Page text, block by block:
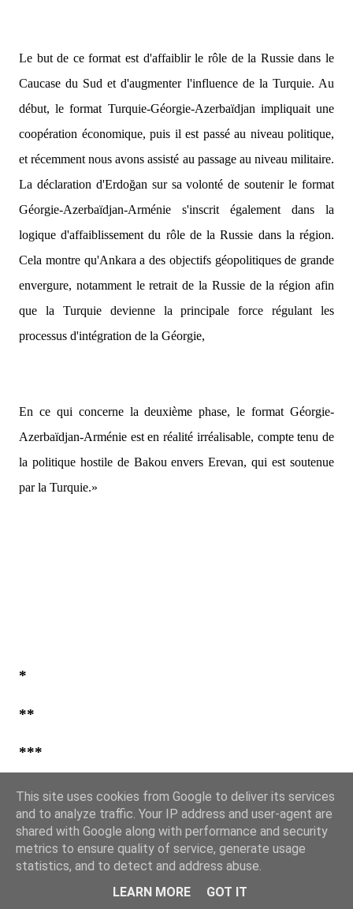
Le but de ce format est d'affaiblir le rôle de la Russie dans le
Caucase du Sud et d'augmenter l'influence de la Turquie. Au
début, le format Turquie-Géorgie-Azerbaïdjan impliquait une
coopération économique, puis il est passé au niveau politique,
et récemment nous avons assisté au passage au niveau militaire.
La déclaration d'Erdoğan sur sa volonté de soutenir le format
Géorgie-Azerbaïdjan-Arménie s'inscrit également dans la
logique d'affaiblissement du rôle de la Russie dans la région.
Cela montre qu'Ankara a des objectifs géopolitiques de grande
envergure, notamment le retrait de la Russie de la région afin
que la Turquie devienne la principale force régulant les
processus d'intégration de la Géorgie,
En ce qui concerne la deuxième phase, le format Géorgie-
Azerbaïdjan-Arménie est en réalité irréalisable, compte tenu de
la politique hostile de Bakou envers Erevan, qui est soutenue
par la Turquie.»
*
**
***
This site uses cookies from Google to deliver its services
and to analyze traffic. Your IP address and user-agent are
shared with Google along with performance and security
metrics to ensure quality of service, generate usage
statistics, and to detect and address abuse.
LEARN MORE
GOT IT